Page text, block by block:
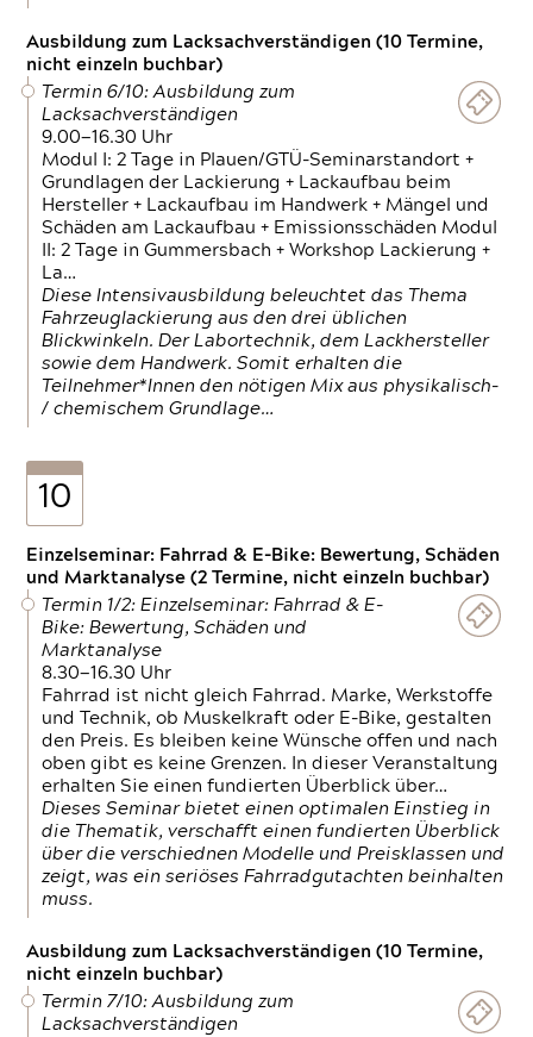
Ausbildung zum Lacksachverständigen (10 Termine,
nicht einzeln buchbar)
Termin 6/10: Ausbildung zum
Lacksachverständigen
9.00—16.30 Uhr
Modul I: 2 Tage in Plauen/GTÜ-Seminarstandort +
Grundlagen der Lackierung + Lackaufbau beim
Hersteller + Lackaufbau im Handwerk + Mängel und
Schäden am Lackaufbau + Emissionsschäden Modul
II: 2 Tage in Gummersbach + Workshop Lackierung +
La…
Diese Intensivausbildung beleuchtet das Thema
Fahrzeuglackierung aus den drei üblichen
Blickwinkeln. Der Labortechnik, dem Lackhersteller
sowie dem Handwerk. Somit erhalten die
Teilnehmer*Innen den nötigen Mix aus physikalisch-
/ chemischem Grundlage…
10
Einzelseminar: Fahrrad & E-Bike: Bewertung, Schäden
und Marktanalyse (2 Termine, nicht einzeln buchbar)
Termin 1/2: Einzelseminar: Fahrrad & E-
Bike: Bewertung, Schäden und
Marktanalyse
8.30—16.30 Uhr
Fahrrad ist nicht gleich Fahrrad. Marke, Werkstoffe
und Technik, ob Muskelkraft oder E-Bike, gestalten
den Preis. Es bleiben keine Wünsche offen und nach
oben gibt es keine Grenzen. In dieser Veranstaltung
erhalten Sie einen fundierten Überblick über…
Dieses Seminar bietet einen optimalen Einstieg in
die Thematik, verschafft einen fundierten Überblick
über die verschiednen Modelle und Preisklassen und
zeigt, was ein seriöses Fahrradgutachten beinhalten
muss.
Ausbildung zum Lacksachverständigen (10 Termine,
nicht einzeln buchbar)
Termin 7/10: Ausbildung zum
Lacksachverständigen